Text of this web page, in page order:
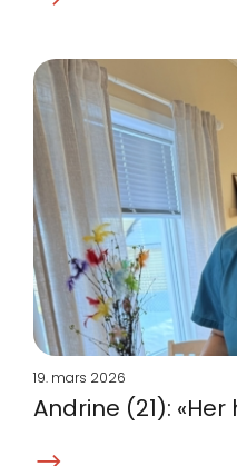
19. mars 2026
Andrine (21):